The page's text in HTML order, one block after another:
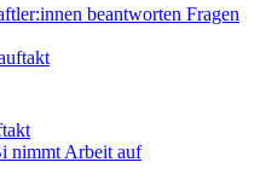
beantworten Fragen